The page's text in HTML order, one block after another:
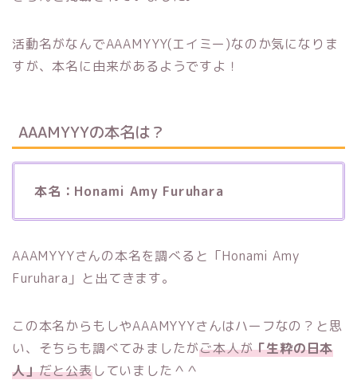
活動名がなんでAAAMYYY(エイミー)なのか気になりま
すが、本名に由来があるようですよ！
AAAMYYYの本名は？
本名：Honami Amy Furuhara
AAAMYYYさんの本名を調べると「Honami Amy
Furuhara」と出てきます。
この本名からもしやAAAMYYYさんはハーフなの？と思
い、そちらも調べてみましたがご本人が「生粋の日本
人」だと公表していました＾＾